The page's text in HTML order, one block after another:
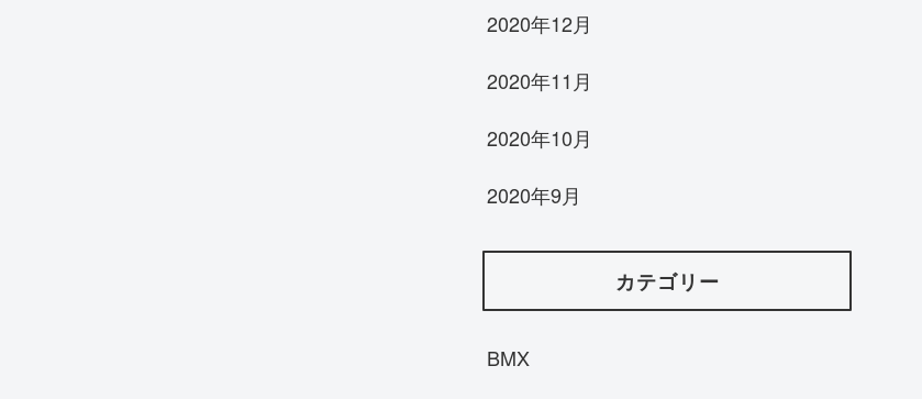
2020年12月
2020年11月
2020年10月
2020年9月
カテゴリー
BMX